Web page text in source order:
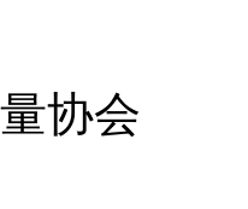
协会